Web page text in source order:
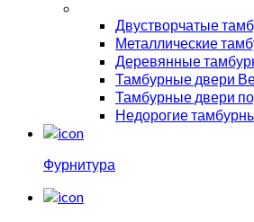
Двустворчатые
Металлические
Деревянные
Тамбурные двери
Тамбурные двери
Недорогие
Фурнитура